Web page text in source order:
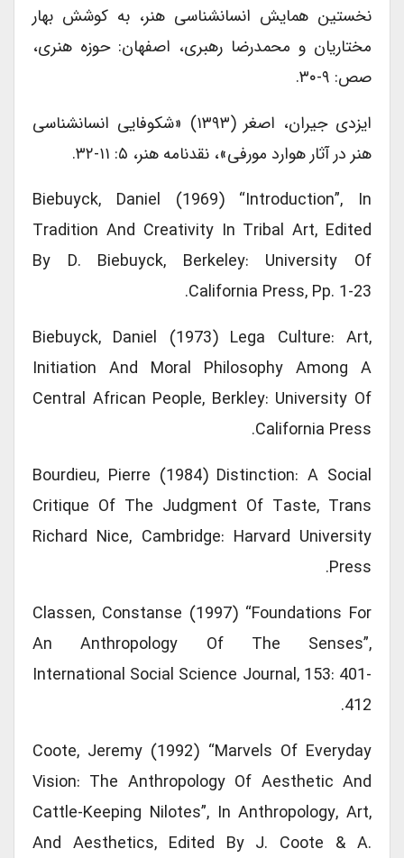
نخستین همایش انسان­شناسی هنر، به کوشش بهار
مختاریان و محمدرضا رهبری، اصفهان: حوزه هنری،
صص: ۹-۳۰.
ایزدی جیران، اصغر (۱۳۹۳) «شکوفایی انسان­شناسی
هنر در آثار هوارد مورفی»، نقدنامه هنر، ۵: ۱۱-۳۲.
Biebuyck, Daniel (1969) “Introduction”, In
Tradition And Creativity In Tribal Art, Edited
By D. Biebuyck, Berkeley: University Of
California Press, Pp. 1-23.
Biebuyck, Daniel (1973) Lega Culture: Art,
Initiation And Moral Philosophy Among A
Central African People, Berkley: University Of
California Press.
Bourdieu, Pierre (1984) Distinction: A Social
Critique Of The Judgment Of Taste, Trans
Richard Nice, Cambridge: Harvard University
Press.
Classen, Constanse (1997) “Foundations For
An Anthropology Of The Senses”,
International Social Science Journal, 153: 401-
412.
Coote, Jeremy (1992) “Marvels Of Everyday
Vision: The Anthropology Of Aesthetic And
Cattle-Keeping Nilotes”, In Anthropology, Art,
And Aesthetics, Edited By J. Coote & A.